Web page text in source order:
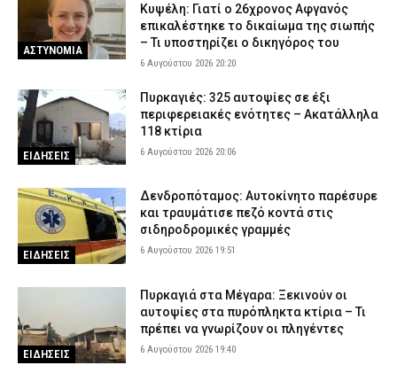
ΑΣΤΥΝΟΜΙΑ
Κυψέλη: Γιατί ο 26χρονος Αφγανός
επικαλέστηκε το δικαίωμα της σιωπής
– Τι υποστηρίζει ο δικηγόρος του
6 Αυγούστου 2026 20:20
ΕΙΔΗΣΕΙΣ
Πυρκαγιές: 325 αυτοψίες σε έξι
περιφερειακές ενότητες – Ακατάλληλα
118 κτίρια
6 Αυγούστου 2026 20:06
ΕΙΔΗΣΕΙΣ
Δενδροπόταμος: Αυτοκίνητο παρέσυρε
και τραυμάτισε πεζό κοντά στις
σιδηροδρομικές γραμμές
6 Αυγούστου 2026 19:51
ΕΙΔΗΣΕΙΣ
Πυρκαγιά στα Μέγαρα: Ξεκινούν οι
αυτοψίες στα πυρόπληκτα κτίρια – Τι
πρέπει να γνωρίζουν οι πληγέντες
6 Αυγούστου 2026 19:40